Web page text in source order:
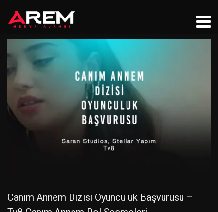
Canım Annem Dizisi Oyunculuk Başvurusu –